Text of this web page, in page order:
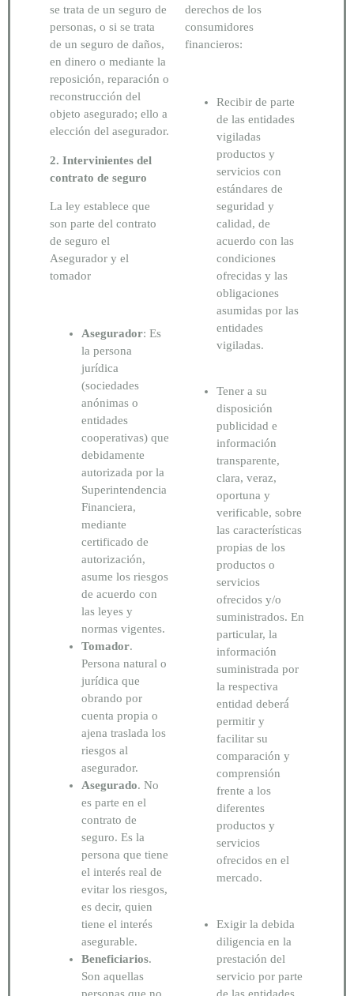
se trata de un seguro de
personas, o si se trata
de un seguro de daños,
en dinero o mediante la
reposición, reparación o
reconstrucción del
objeto asegurado; ello a
elección del asegurador.
2. Intervinientes del
contrato de seguro
La ley establece que
son parte del contrato
de seguro el
Asegurador y el
tomador
Asegurador: Es
la persona
jurídica
(sociedades
anónimas o
entidades
cooperativas) que
debidamente
autorizada por la
Superintendencia
Financiera,
mediante
certificado de
autorización,
asume los riesgos
de acuerdo con
las leyes y
normas vigentes.
Tomador.
Persona natural o
jurídica que
obrando por
cuenta propia o
ajena traslada los
riesgos al
asegurador.
Asegurado. No
es parte en el
contrato de
seguro. Es la
persona que tiene
el interés real de
evitar los riesgos,
es decir, quien
tiene el interés
asegurable.
Beneficiarios.
Son aquellas
personas que no
derechos de los
consumidores
financieros:
Recibir de parte
de las entidades
vigiladas
productos y
servicios con
estándares de
seguridad y
calidad, de
acuerdo con las
condiciones
ofrecidas y las
obligaciones
asumidas por las
entidades
vigiladas.
Tener a su
disposición
publicidad e
información
transparente,
clara, veraz,
oportuna y
verificable, sobre
las características
propias de los
productos o
servicios
ofrecidos y/o
suministrados. En
particular, la
información
suministrada por
la respectiva
entidad deberá́
permitir y
facilitar su
comparación y
comprensión
frente a los
diferentes
productos y
servicios
ofrecidos en el
mercado.
Exigir la debida
diligencia en la
prestación del
servicio por parte
de las entidades